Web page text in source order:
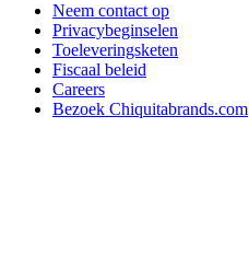
Neem contact op
Privacybeginselen
Toeleveringsketen
Fiscaal beleid
Careers
Bezoek Chiquitabrands.com